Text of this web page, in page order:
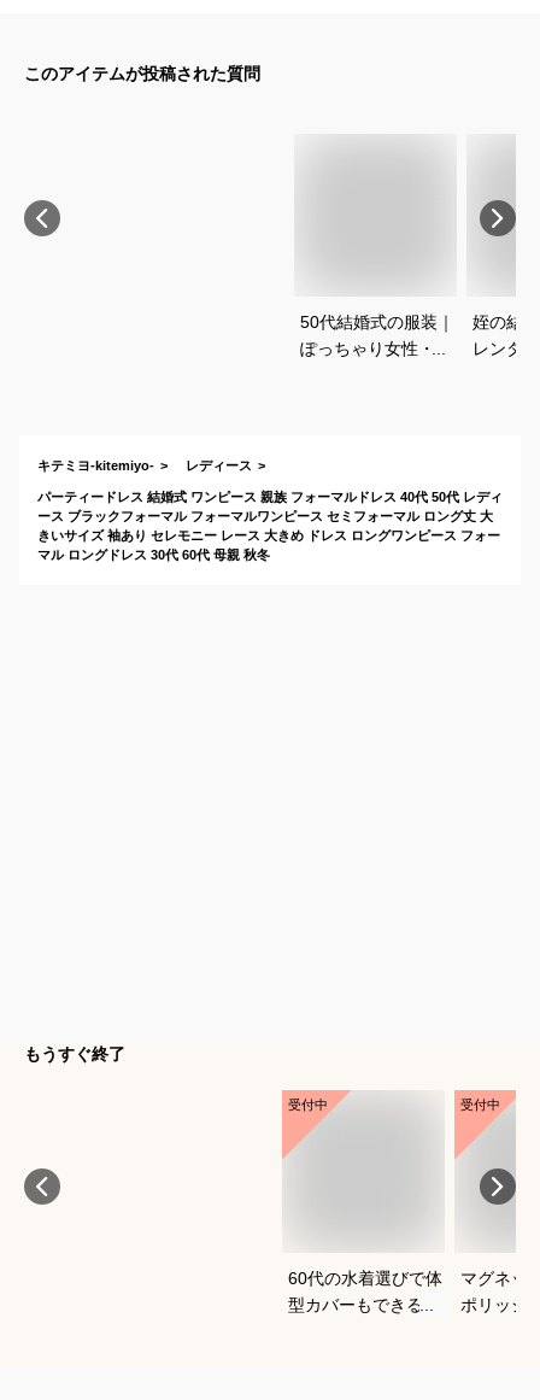
このアイテムが投稿された質問
50代結婚式の服装｜
ぽっちゃり女性・母
姪の結
レンタ
キテミヨ-kitemiyo- レディース
パーティードレス 結婚式 ワンピース 親族 フォーマルドレス 40代 50代 レディ
ース ブラックフォーマル フォーマルワンピース セミフォーマル ロング丈 大
きいサイズ 袖あり セレモニー レース 大きめ ドレス ロングワンピース フォー
マル ロングドレス 30代 60代 母親 秋冬
もうすぐ終了
受付中
60代の水着選びで体
型カバーもできるお
受付中
マグネッ
ポリッシ